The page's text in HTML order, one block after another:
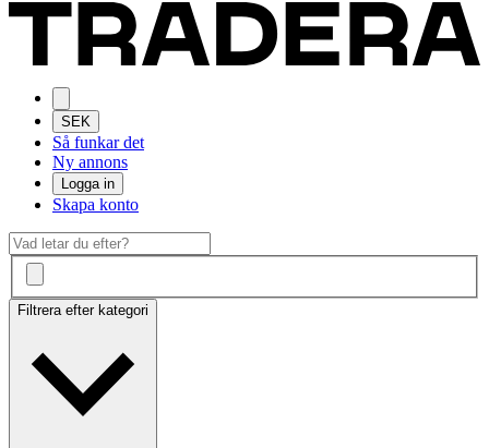
SEK
Så funkar det
Ny annons
Logga in
Skapa konto
Filtrera efter kategori